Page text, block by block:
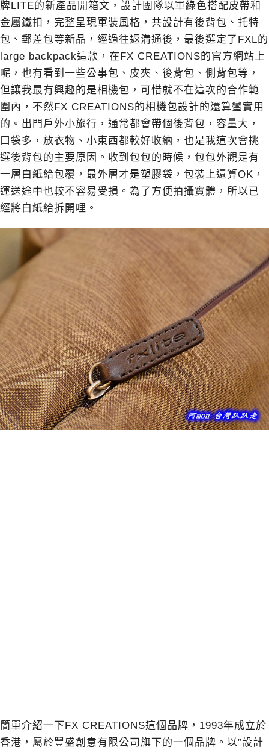
牌LITE的新產品開箱文，設計團隊以軍綠色搭配皮帶和
金屬鐵扣，完整呈現軍裝風格，共設計有後背包、托特
包、郵差包等新品，經過往返溝通後，最後選定了FXL的
large backpack這款，在FX CREATIONS的官方網站上
呢，也有看到一些公事包、皮夾、後背包、側背包等，
但讓我最有興趣的是相機包，可惜就不在這次的合作範
圍內，不然FX CREATIONS的相機包設計的還算蠻實用
的。出門戶外小旅行，通常都會帶個後背包，容量大，
口袋多，放衣物、小東西都較好收納，也是我這次會挑
選後背包的主要原因。收到包包的時候，包包外觀是有
一層白紙給包覆，最外層才是塑膠袋，包裝上還算OK，
運送途中也較不容易受損。為了方便拍攝實體，所以已
經將白紙給拆開哩。
簡單介紹一下FX CREATIONS這個品牌，1993年成立於
香港，屬於豐盛創意有限公司旗下的一個品牌。以”設計